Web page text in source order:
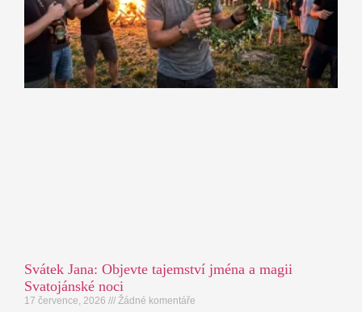
Svátek Jana: Objevte tajemství jména a magii
Svatojánské noci
17 července, 2026 Žádné komentáře